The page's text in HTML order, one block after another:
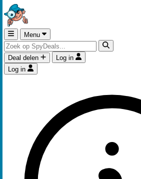
Menu
Deal delen
Log in
Log in